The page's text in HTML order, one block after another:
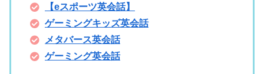
【eスポーツ英会話】
ゲーミングキッズ英会話
メタバース英会話
ゲーミング英会話